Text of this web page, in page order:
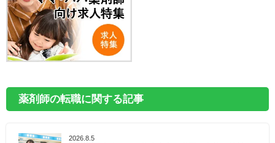
薬剤師の転職に関する記事
2026.8.5